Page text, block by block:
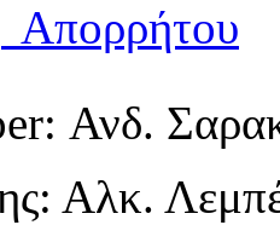
Ανδ.
Αλκ.